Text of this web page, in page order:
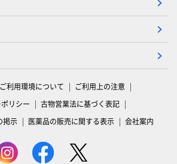
ご利用環境について
ご利用上の注意
リシー
古物営業法に基づく表記
掲示
医薬品の販売に関する表示 会社案内